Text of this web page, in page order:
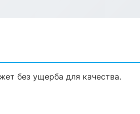
без ущерба для качества.